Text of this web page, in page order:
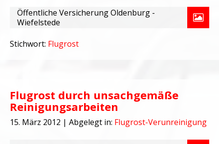
Öffentliche Versicherung Oldenburg -
Wiefelstede
Stichwort: Flugrost
Flugrost durch unsachgemäße
Reinigungsarbeiten
15. März 2012 | Abgelegt in: Flugrost-Verunreinigung